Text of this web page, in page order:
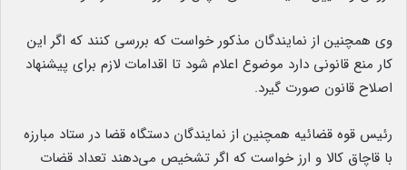
وی همچنین از نمایندگان مذکور خواست که بررسی کنند که اگر این
کار منع قانونی دارد موضوع اعلام شود تا اقدامات لازم برای پیشنهاد
اصلاح قانون صورت گیرد.
رئیس قوه قضائیه همچنین از نمایندگان دستگاه قضا در ستاد مبارزه
با قاچاق کالا و ارز خواست که اگر تشخیص می‌دهند تعداد قضات